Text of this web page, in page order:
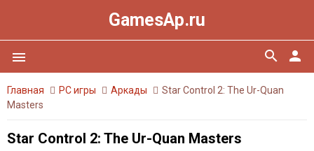
GamesAp.ru
menu person
search
Главная PC игры Аркады
Star Control 2: The Ur-Quan
Masters
Star Control 2: The Ur-Quan Masters